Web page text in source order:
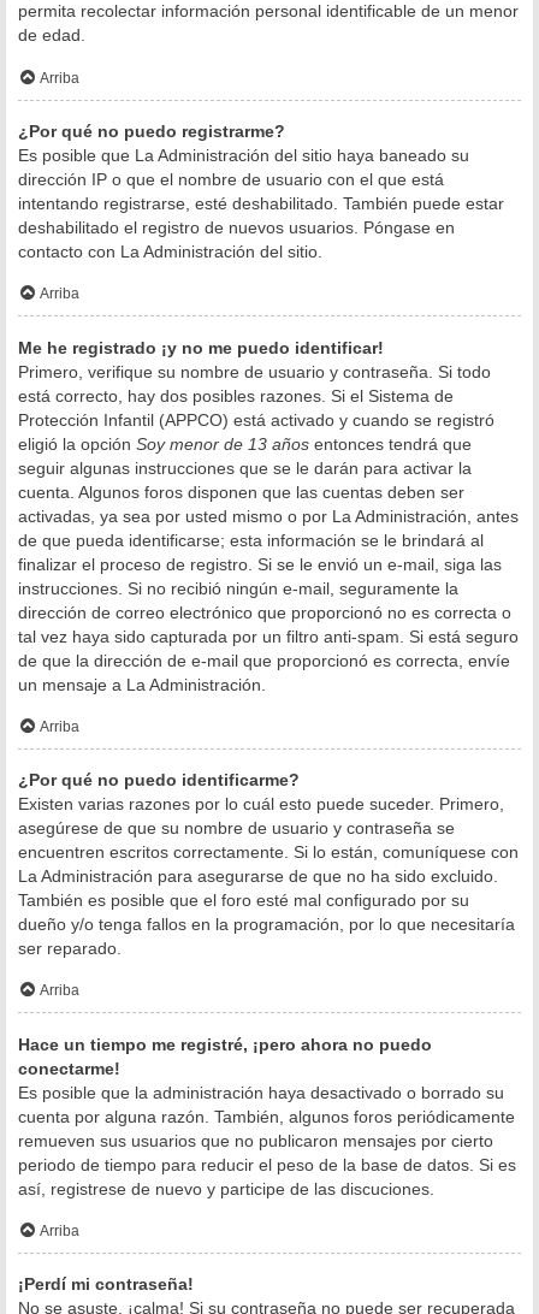
permita recolectar información personal identificable de un menor
de edad.
Arriba
¿Por qué no puedo registrarme?
Es posible que La Administración del sitio haya baneado su
dirección IP o que el nombre de usuario con el que está
intentando registrarse, esté deshabilitado. También puede estar
deshabilitado el registro de nuevos usuarios. Póngase en
contacto con La Administración del sitio.
Arriba
Me he registrado ¡y no me puedo identificar!
Primero, verifique su nombre de usuario y contraseña. Si todo
está correcto, hay dos posibles razones. Si el Sistema de
Protección Infantil (APPCO) está activado y cuando se registró
eligió la opción Soy menor de 13 años entonces tendrá que
seguir algunas instrucciones que se le darán para activar la
cuenta. Algunos foros disponen que las cuentas deben ser
activadas, ya sea por usted mismo o por La Administración, antes
de que pueda identificarse; esta información se le brindará al
finalizar el proceso de registro. Si se le envió un e-mail, siga las
instrucciones. Si no recibió ningún e-mail, seguramente la
dirección de correo electrónico que proporcionó no es correcta o
tal vez haya sido capturada por un filtro anti-spam. Si está seguro
de que la dirección de e-mail que proporcionó es correcta, envíe
un mensaje a La Administración.
Arriba
¿Por qué no puedo identificarme?
Existen varias razones por lo cuál esto puede suceder. Primero,
asegúrese de que su nombre de usuario y contraseña se
encuentren escritos correctamente. Si lo están, comuníquese con
La Administración para asegurarse de que no ha sido excluido.
También es posible que el foro esté mal configurado por su
dueño y/o tenga fallos en la programación, por lo que necesitaría
ser reparado.
Arriba
Hace un tiempo me registré, ¡pero ahora no puedo
conectarme!
Es posible que la administración haya desactivado o borrado su
cuenta por alguna razón. También, algunos foros periódicamente
remueven sus usuarios que no publicaron mensajes por cierto
periodo de tiempo para reducir el peso de la base de datos. Si es
así, registrese de nuevo y participe de las discuciones.
Arriba
¡Perdí mi contraseña!
No se asuste, ¡calma! Si su contraseña no puede ser recuperada